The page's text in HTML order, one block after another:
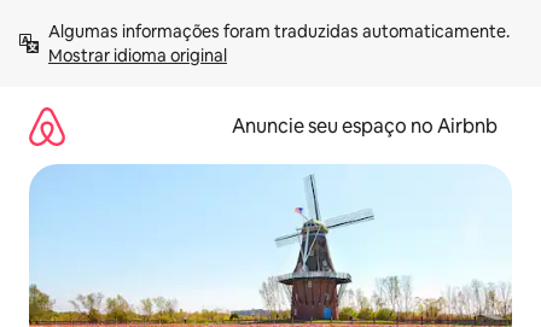
para
Mostrar idioma original
Anuncie seu espaço no Airbnb